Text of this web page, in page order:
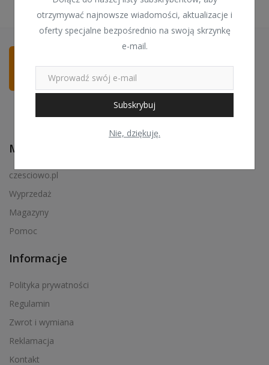
otrzymywać najnowsze wiadomości, aktualizacje i
oferty specjalne bezpośrednio na swoją skrzynkę
e-mail.
Subskrybuj
Nie, dziękuję.
Menu podręczne
czesciowo.pl
Wyprzedaż
Magazyny
Pomoc
Informacje
Polityka prywatności
Regulamin
Zwrot i wymiana
Reklamacja
Kontakt